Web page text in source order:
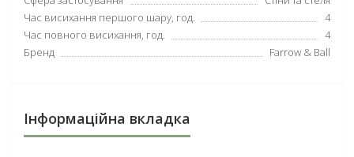
Час висихання першого шару, год.
4
Час повного висихання, год.
4
Бренд
Farrow & Ball
Інформаційна вкладка